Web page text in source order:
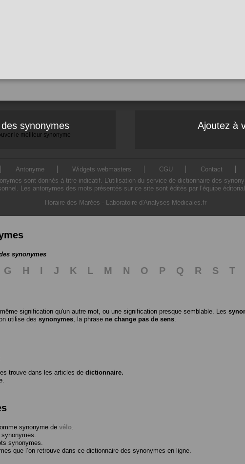
synonymes
le meilleur synonyme
Ajoutez à
Antonyme Widgets webmasters CGU Contact
sont donnés à titre indicatif. L'utilisation du service de dictionnaire des
Les antonymes des mots présentés sur ce site sont édités par l’équipe
Horaire des Marées - Laboratoire d'Analyses Médicales.fr
synonymes
G H I J K L M N O P Q R S T
signification qu'un autre mot, ou une signification presque semblable. Les
utilise des synonymes , la phrase ne change pas de sens
trouve dans les articles de dictionnaire.
synonyme de vélo
synonymes.
que l’on retrouve dans ce dictionnaire des synonymes en ligne.